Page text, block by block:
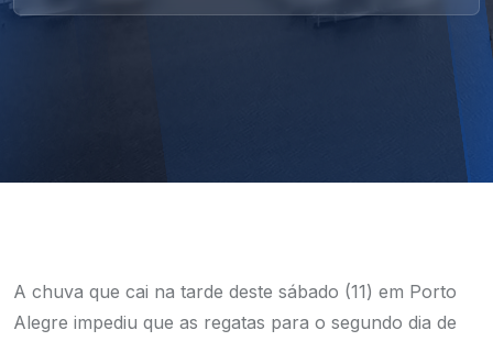
A chuva que cai na tarde deste sábado (11) em Porto
Alegre impediu que as regatas para o segundo dia de